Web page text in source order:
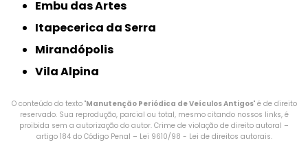
Embu das Artes
Itapecerica da Serra
Mirandópolis
Vila Alpina
O conteúdo do texto "Manutenção Periódica de Veículos Antigos" é de direito
reservado. Sua reprodução, parcial ou total, mesmo citando nossos links, é
proibida sem a autorização do autor. Crime de violação de direito autoral –
artigo 184 do Código Penal – Lei 9610/98 - Lei de direitos autorais.